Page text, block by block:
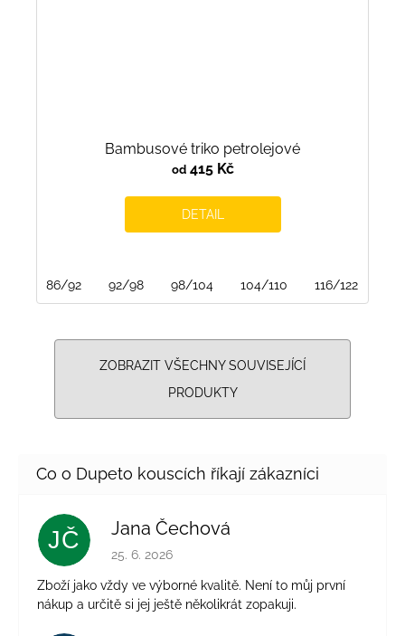
Bambusové triko petrolejové
od415 Kč
DETAIL
86/92 92/98 98/104 104/110 116/122
ZOBRAZIT VŠECHNY SOUVISEJÍCÍ
PRODUKTY
JČ Jana Čechová
Hodnocení obchodu je 5 z 5 hvězdiček.
25. 6. 2026
Zboží jako vždy ve výborné kvalitě. Není to můj první
nákup a určitě si jej ještě několikrát zopakuji.